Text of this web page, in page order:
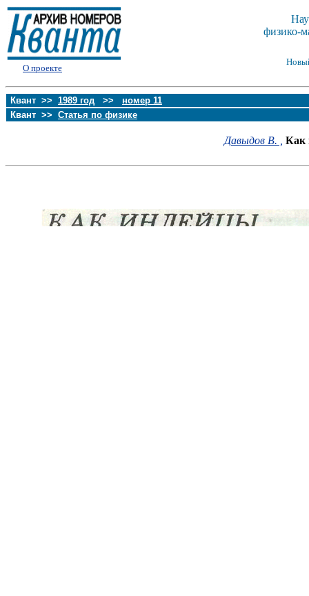
О проекте
физико-
Квант >> 1989 год >> номер 11
Квант >> Статья по физике
Давыдов В. , Как